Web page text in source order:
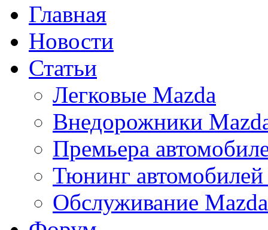
Главная
Новости
Статьи
Легковые Mazda
Внедорожники
Премьера
Тюнинг
Обслуживание Mazda